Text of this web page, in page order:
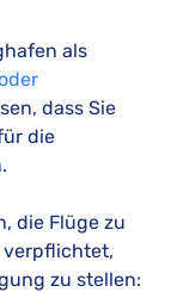
als
dass Sie
die
die Flüge zu
verpflichtet,
zu stellen: